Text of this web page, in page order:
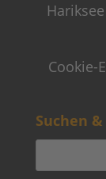
Cookie-
Suchen